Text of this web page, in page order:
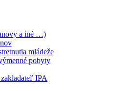
a iné …)
mládeže
pobyty
IPA